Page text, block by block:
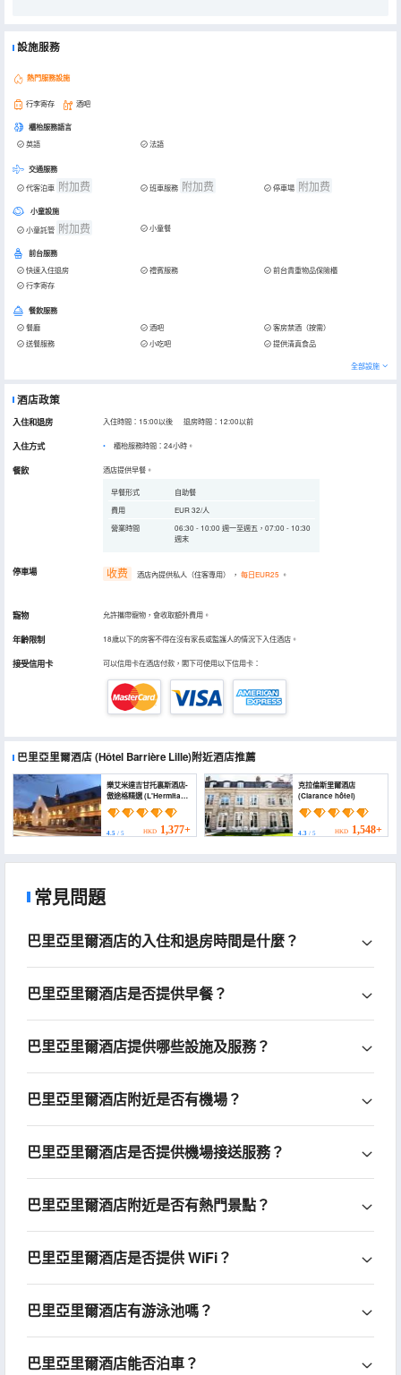
設施服務
熱門服務設施
行李寄存 酒吧
櫃枱服務語言
英語 法語
交通服務
代客泊車 附加费 班車服務 附加费 停車場 附加费
小童設施
小童託管 附加费 小童餐
前台服務
快速入住退房 禮賓服務
前台貴重物品保險櫃
行李寄存
餐飲服務
餐廳 酒吧
客房禁酒（按需）
送餐服務
小吃吧 提供清真食品
全部設施
酒店政策
入住和退房 入住時間：15:00以後 退房時間：12:00以前
入住方式 櫃枱服務時間：24小時。
餐飲 酒店提供早餐。
早餐形式
自助餐
費用
EUR 32/人
營業時間
06:30 - 10:00 週一至週五，07:00 - 10:30
週末
停車場 收费 酒店內提供私人（住客專用） ， 每日EUR25 。
寵物 允許攜帶寵物，會收取額外費用。
年齡限制 18歲以下的房客不得在沒有家長或監護人的情況下入住酒店。
接受信用卡 可以信用卡在酒店付款，閣下可使用以下信用卡：
巴里亞里爾酒店(Hôtel Barrière Lille)附近酒店推薦
樂艾米達吉甘托裏斯酒店-
傲途格精選 (L'Hermitage
Gantois, Autograph
Collection)
4.5 / 5 HKD 1,377+
克拉倫斯里爾酒店
(Clarance hôtel)
4.3/ 5 HKD 1,548+
常見問題
巴里亞里爾酒店的入住和退房時間是什麼？
巴里亞里爾酒店是否提供早餐？
巴里亞里爾酒店提供哪些設施及服務？
巴里亞里爾酒店附近是否有機場？
巴里亞里爾酒店是否提供機場接送服務？
巴里亞里爾酒店附近是否有熱門景點？
巴里亞里爾酒店是否提供 WiFi？
巴里亞里爾酒店有游泳池嗎？
巴里亞里爾酒店能否泊車？